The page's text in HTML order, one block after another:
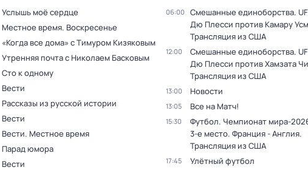
Услышь моё сердце
Местное время. Воскресенье
«Когда все дома» с Тимуром Кизяковым
Утренняя почта с Николаем Басковым
Сто к одному
Вести
Рассказы из русской истории
Вести
Вести. Местное время
Парад юмора
Вести
06:00
Смешанные единоборства.
Дю Плесси против Камару
Трансляция из США
12:00
Смешанные единоборства.
Дю Плесси против Хамзата
Трансляция из США
13:00 Новости
13:05 Все на Матч!
15:30
Футбол. Чемпионат мира-
3-е место. Франция - Англия.
Трансляция из США
17:45 Улётный футбол